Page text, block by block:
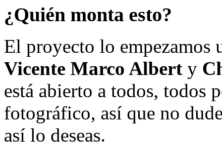
¿Quién monta esto?
El proyecto lo empezamos
Vicente Marco Albert y
está abierto a todos, todos
fotográfico, así que no
así lo deseas.